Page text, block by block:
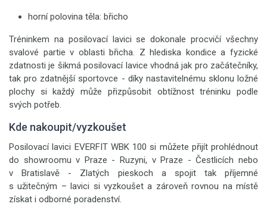
horní polovina těla: břicho
Tréninkem na posilovací lavici se dokonale procvičí všechny
svalové partie v oblasti břicha. Z hlediska kondice a fyzické
zdatnosti je šikmá posilovací lavice vhodná jak pro začátečníky,
tak pro zdatnější sportovce - díky nastavitelnému sklonu ložné
plochy si každý může přizpůsobit obtížnost tréninku podle
svých potřeb.
Kde nakoupit/vyzkoušet
Posilovací lavici EVERFIT WBK 100 si můžete přijít prohlédnout
do showroomu v Praze - Ruzyni, v Praze - Čestlicích nebo
v Bratislavě - Zlatých pieskoch a spojit tak příjemné
s užitečným – lavici si vyzkoušet a zároveň rovnou na místě
získat i odborné poradenství.